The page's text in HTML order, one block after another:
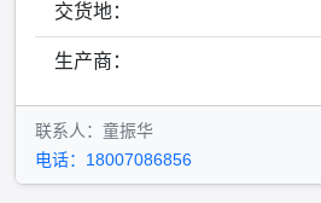
交货地：
生产商：
联系人：童振华
电话：18007086856